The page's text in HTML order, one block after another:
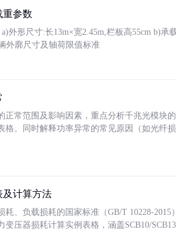
重参数
外形尺寸:长13m×宽2.45m,栏板高55cm b)承
外廓尺寸及轴荷限值标准
正常范围及影响因素，重点分析千兆光模块
格。同时解释功率异常的常见原因（如光纤
及计算方法
、负载损耗的国家标准（GB/T 10228-
压器损耗计算实例表格，涵盖SCB10/